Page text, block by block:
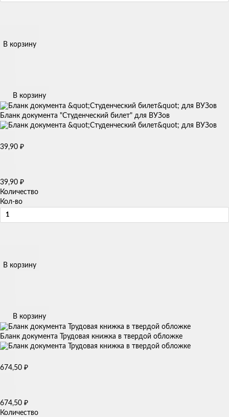
В корзину
В корзину
Бланк документа "Студенческий билет" для ВУЗов
39,90 ₽
39,90 ₽
Количество
Кол-во
В корзину
В корзину
Бланк документа Трудовая книжка в твердой обложке
674,50 ₽
674,50 ₽
Количество